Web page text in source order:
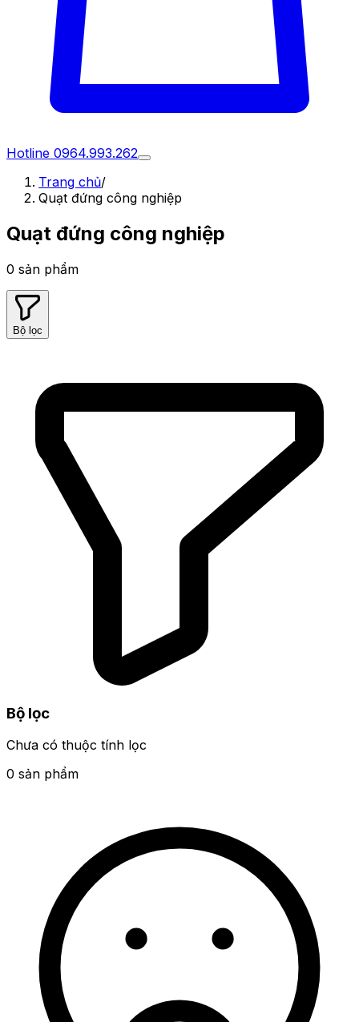
Hotline 0964.993.262
Trang chủ/
Quạt đứng công nghiệp
Quạt đứng công nghiệp
0 sản phẩm
Bộ lọc
Bộ lọc
Chưa có thuộc tính lọc
0 sản phẩm